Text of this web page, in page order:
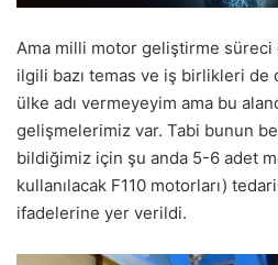
Ama milli motor geliştirme
ilgili bazı temas ve iş birlikleri de
ülke adı vermeyeyim ama bu
gelişmelerimiz var. Tabi bunun
bildiğimiz için şu anda 5-6 adet
kullanılacak F110 motorları)
ifadelerine yer verildi.